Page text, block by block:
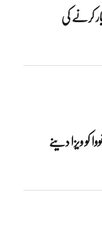
کرنے کی
کو ویزا دینے